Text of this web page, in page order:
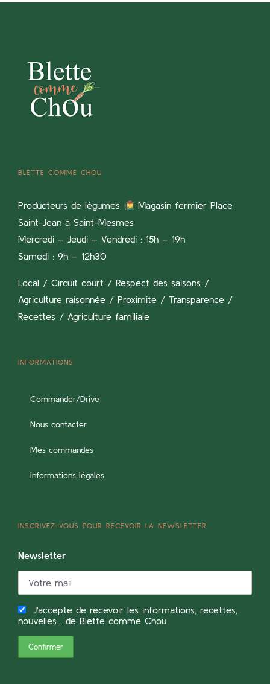
BLETTE COMME CHOU
Producteurs de légumes
Magasin fermier Place
Saint-Jean à Saint-Mesmes
Mercredi – Jeudi – Vendredi : 15h – 19h
Samedi : 9h – 12h30
Local / Circuit court / Respect des saisons /
Agriculture raisonnée / Proximité / Transparence /
Recettes / Agriculture familiale
INFORMATIONS
Commander/Drive
Nous contacter
Mes commandes
Informations légales
INSCRIVEZ-VOUS POUR RECEVOIR LA NEWSLETTER
Newsletter
J'accepte de recevoir les informations, recettes,
nouvelles... de Blette comme Chou